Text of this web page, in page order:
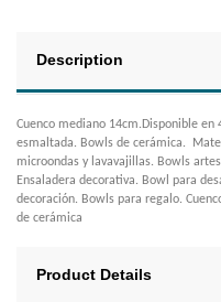
Description
Cuenco mediano 14cm.Disponible en
esmaltada. Bowls de cerámica.
microondas y lavavajillas. Bowls
Ensaladera decorativa. Bowl para
decoración. Bowls para regalo.
de cerámica
Product Details